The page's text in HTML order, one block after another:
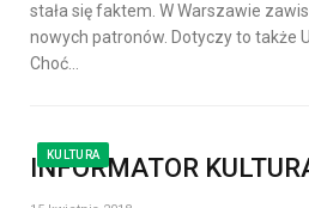
stała się faktem. W Warszawie
nowych patronów. Dotyczy to także
Choć…
KULTURA
INFORMATOR